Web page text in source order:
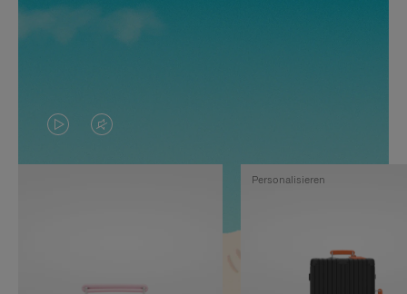
DAS
VIDEO
VIDEO
IST
Personalisieren